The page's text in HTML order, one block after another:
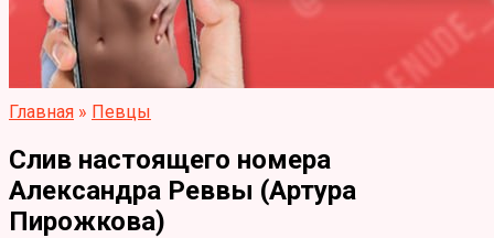
Главная » Певцы
Слив настоящего номера
Александра Реввы (Артура
Пирожкова)